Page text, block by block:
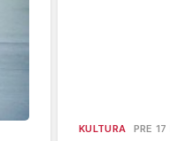
KULTURA PRE 17